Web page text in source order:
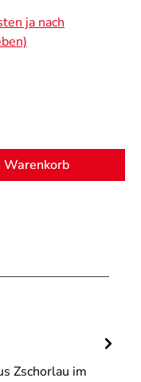
ja nach
Warenkorb
Zschorlau im